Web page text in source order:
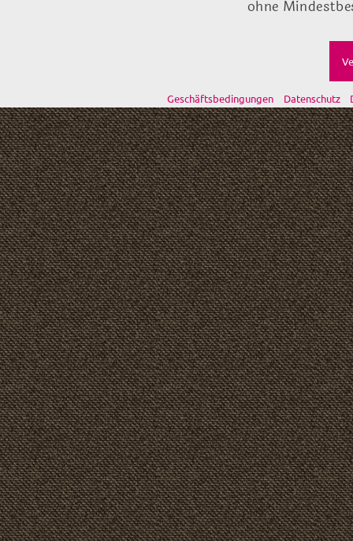
ohne
Geschäftsbedingungen Datenschutz